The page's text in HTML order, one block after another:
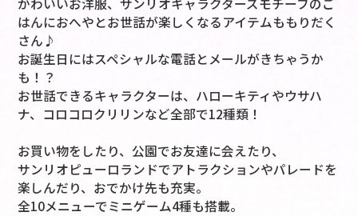
はんにおへやとお世話が楽しくなるアイテムももりだく
さん♪
お誕生日にはスペシャルな電話とメールがきちゃうか
も！？
お世話できるキャラクターは、ハローキティやウサハ
ナ、コロコロクリリンなど全部で12種類！
お買い物をしたり、公園でお友達に会えたり、
サンリオピューロランドでアトラクションやパレードを
楽しんだり、おでかけ先も充実。
全10メニューでミニゲーム4種も搭載。